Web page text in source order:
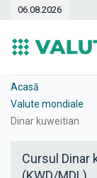
06.08.2026
Acasă
Valute mondiale
Dinar kuweitian
Cursul Dinar